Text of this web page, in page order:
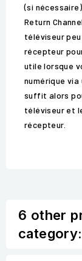
(si
Return
téléviseur
récepteur
utile lorsque
numérique via
suffit alors
téléviseur et
récepteur.
6 other
category: